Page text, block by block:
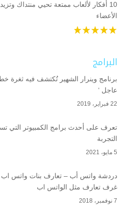
10 أفكار لألعاب ممتعة تحيي منتداك
الأعضاء
البرامج
برنامج وينرار الشهير تُكتشف فيه ثغرة
عاجل ‘
22 فبراير، 2019
تعرف على أحدث برامج الكمبيوتر التي
التجربة
5 مايو، 2021
دردشة واتس أب – تعارف بنات واتس اب
غرف تعارف مثل الواتس اب
7 نوفمبر، 2018